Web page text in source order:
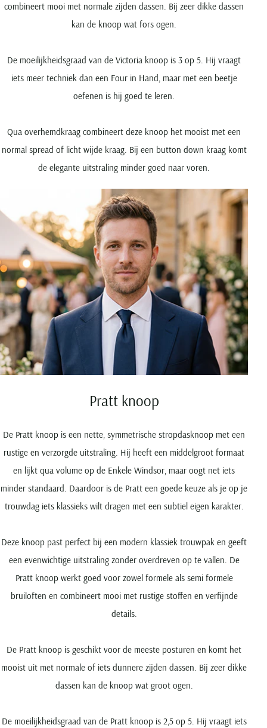
combineert mooi met normale zijden dassen. Bij zeer dikke dassen
kan de knoop wat fors ogen.
De moeilijkheidsgraad van de Victoria knoop is 3 op 5. Hij vraagt
iets meer techniek dan een Four in Hand, maar met een beetje
oefenen is hij goed te leren.
Qua overhemdkraag combineert deze knoop het mooist met een
normal spread of licht wijde kraag. Bij een button down kraag komt
de elegante uitstraling minder goed naar voren.
Pratt knoop
De Pratt knoop is een nette, symmetrische stropdasknoop met een
rustige en verzorgde uitstraling. Hij heeft een middelgroot formaat
en lijkt qua volume op de Enkele Windsor, maar oogt net iets
minder standaard. Daardoor is de Pratt een goede keuze als je op je
trouwdag iets klassieks wilt dragen met een subtiel eigen karakter.
Deze knoop past perfect bij een modern klassiek trouwpak en geeft
een evenwichtige uitstraling zonder overdreven op te vallen. De
Pratt knoop werkt goed voor zowel formele als semi formele
bruiloften en combineert mooi met rustige stoffen en verfijnde
details.
De Pratt knoop is geschikt voor de meeste posturen en komt het
mooist uit met normale of iets dunnere zijden dassen. Bij zeer dikke
dassen kan de knoop wat groot ogen.
De moeilijkheidsgraad van de Pratt knoop is 2,5 op 5. Hij vraagt iets